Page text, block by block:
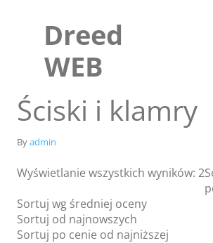
Dreed
WEB
Sklep
Ściski i klamry
Byadmin
Wyświetlanie wszystkich wyników: 2
Sortuj wg średniej oceny
Sortuj od najnowszych
Sortuj po cenie od najniższej